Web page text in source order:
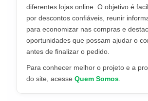
diferentes lojas online. O objetivo é
por descontos confiáveis, reunir
para economizar nas compras e
oportunidades que possam ajudar o
antes de finalizar o pedido.
Para conhecer melhor o projeto e a
do site, acesse Quem Somos